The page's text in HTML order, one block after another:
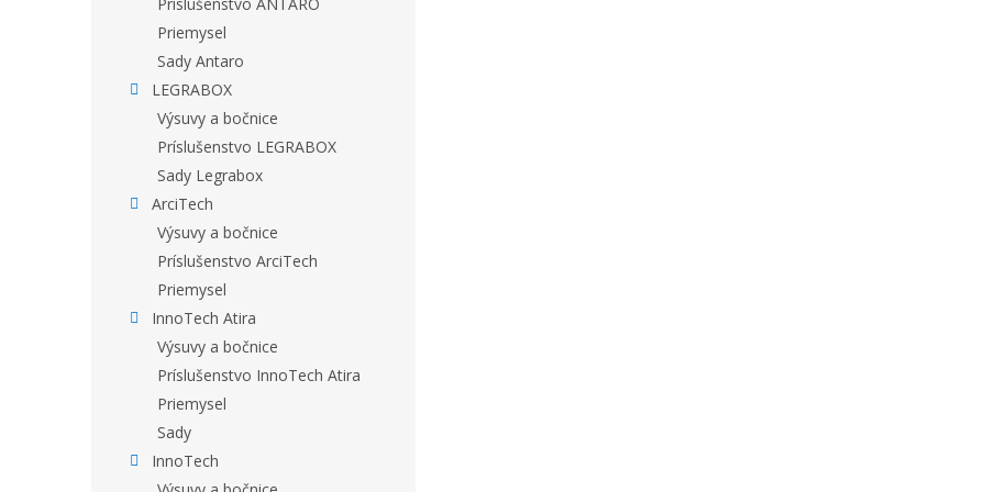
Priemysel
Sady Antaro
LEGRABOX
Výsuvy a bočnice
Príslušenstvo LEGRABOX
Sady Legrabox
ArciTech
Výsuvy a bočnice
Príslušenstvo ArciTech
Priemysel
InnoTech Atira
Výsuvy a bočnice
Príslušenstvo InnoTech Atira
Priemysel
Sady
InnoTech